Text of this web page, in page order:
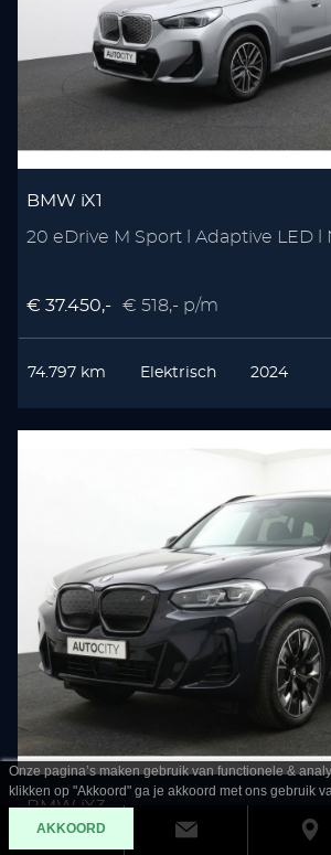
BMW iX1
20 eDrive M Sport l Adaptive LED l
€ 37.450,- € 518,- p/m
74.797 km Elektrisch 2024
BMW iX3
80KWH High Executive SOH
Onze pagina’s maken gebruik van functionele &
klikken op "Akkoord" ga je akkoord met ons gebruik
AKKOORD